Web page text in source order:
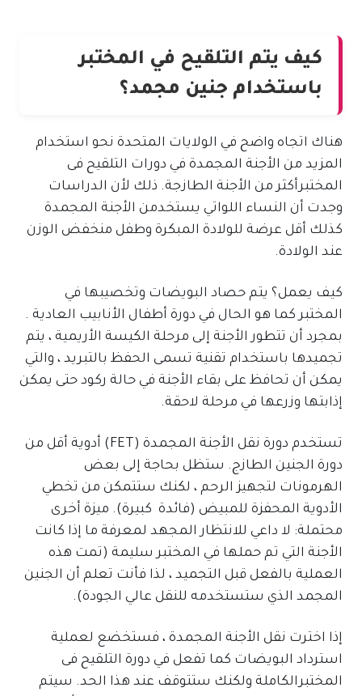
كيف يتم التلقيح في المختبر
باستخدام جنين مجمد؟
هناك اتجاه واضح في الولايات المتحدة نحو استخدام
المزيد من الأجنة المجمدة في دورات التلقيح فى
المختبرأكثر من الأجنة الطازجة. ذلك لأن الدراسات
وجدت أن النساء اللواتي يستخدمن الأجنة المجمدة
كذلك أقل عرضة للولادة المبكرة وطفل منخفض الوزن
عند الولادة.
كيف يعمل؟ يتم حصاد البويضات وتخصيبها في
المختبر كما هو الحال في دورة أطفال الأنابيب العادية .
بمجرد أن تتطور الأجنة إلى مرحلة الكيسة الأريمية ، يتم
تجميدها باستخدام تقنية تسمى الحفظ بالتبريد ، والتي
يمكن أن تحافظ على بقاء الأجنة في حالة ركود حتى يمكن
إذابتها وزرعها في مرحلة لاحقة.
تستخدم دورة نقل الأجنة المجمدة (FET) أدوية أقل من
دورة الجنين الطازج. ستظل بحاجة إلى بعض
الهرمونات لتجهيز الرحم ، لكنك ستتمكن من تخطي
الأدوية المحفزة للمبيض (فائدة كبيرة). ميزة أخرى
محتملة: لا داعي للانتظار المجهد لمعرفة ما إذا كانت
الأجنة التي تم حملها في المختبر سليمة (تمت هذه
العملية بالفعل قبل التجميد ، لذا فأنت تعلم أن الجنين
المجمد الذي ستستخدمه للنقل عالي الجودة).
إذا اخترت نقل الأجنة المجمدة ، فستخضع لعملية
استرداد البويضات كما تفعل في دورة التلقيح فى
المختبرالكاملة ولكنك ستتوقف عند هذا الحد. سيتم